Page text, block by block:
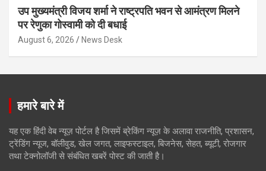
उप मुख्यमंत्री विजय शर्मा ने राष्ट्रपति भवन से आमंत्रण मिलने
पर रेणुका गोस्वामी को दी बधाई
August 6, 2026 News Desk
हमारे बारे में
यह एक हिंदी वेब न्यूज़ पोर्टल है जिसमें ब्रेकिंग न्यूज़ के अलावा राजनीति, प्रशासन,
ट्रेंडिंग न्यूज, बॉलीवुड, खेल जगत, लाइफस्टाइल, बिजनेस, सेहत, ब्यूटी, रोजगार
तथा टेक्नोलॉजी से संबंधित खबरें पोस्ट की जाती है।